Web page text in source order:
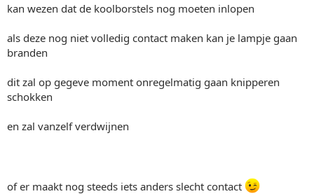
kan wezen dat de koolborstels nog moeten inlopen
als deze nog niet volledig contact maken kan je lampje gaan
branden
dit zal op gegeve moment onregelmatig gaan knipperen
schokken
en zal vanzelf verdwijnen
of er maakt nog steeds iets anders slecht contact